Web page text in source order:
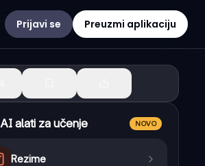
Prijavi se Preuzmi aplikaciju
AI alati za učenje NOVO
Rezime